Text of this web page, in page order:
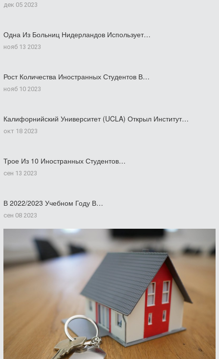
дек 05 2023
Одна Из Больниц Нидерландов Использует…
нояб 13 2023
Рост Количества Иностранных Студентов В…
нояб 10 2023
Калифорнийский Университет (UCLA) Открыл Институт…
окт 18 2023
Трое Из 10 Иностранных Студентов…
сен 13 2023
В 2022/2023 Учебном Году В…
сен 08 2023